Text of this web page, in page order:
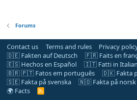
Forums
Contact us Terms and rules Privacy
🇩🇪 Fakten auf Deutsch
🇫🇷 Faits en
🇪🇸 Hechos en Español
🇮🇹 Fatti in
🇧🇷 🇵🇹 Fatos em português
🇩🇰 Fakta
🇸🇪 Fakta på svenska
🇳🇴 Fakta på norsk
🌍 Facts
R